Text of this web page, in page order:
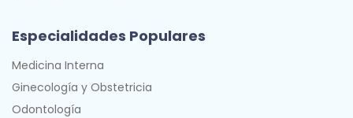
Especialidades Populares
Medicina Interna
Ginecología y Obstetricia
Odontología